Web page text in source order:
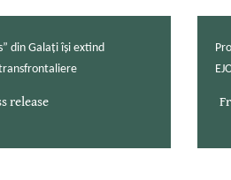
din Galați își extind
release